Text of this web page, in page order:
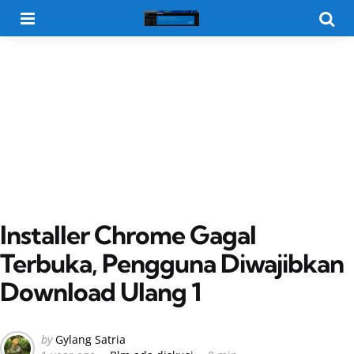
Installer Chrome Gagal
Terbuka, Pengguna Diwajibkan
Download Ulang 1
Posted
by Gylang Satria